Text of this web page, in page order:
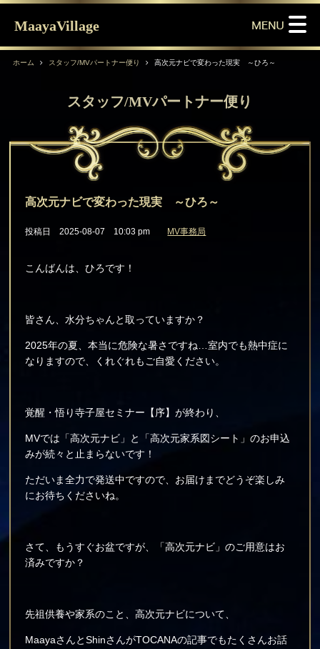
MaayaVillage
ホーム スタッフ/MVパートナー便り 高次元ナビで変わった現実 ～ひろ～
スタッフ/MVパートナー便り
高次元ナビで変わった現実 ～ひろ～
投稿日 2025-08-07 10:03 pm MV事務局
こんばんは、ひろです！
皆さん、水分ちゃんと取っていますか？
2025年の夏、本当に危険な暑さですね…室内でも熱中症に
なりますので、くれぐれもご自愛ください。
覚醒・悟り寺子屋セミナー【序】が終わり、
MVでは「高次元ナビ」と「高次元家系図シート」のお申込
みが続々と止まらないです！
ただいま全力で発送中ですので、お届けまでどうぞ楽しみ
にお待ちくださいね。
さて、もうすぐお盆ですが、「高次元ナビ」のご用意はお
済みですか？
先祖供養や家系のこと、高次元ナビについて、
MaayaさんとShinさんがTOCANAの記事でもたくさんお話